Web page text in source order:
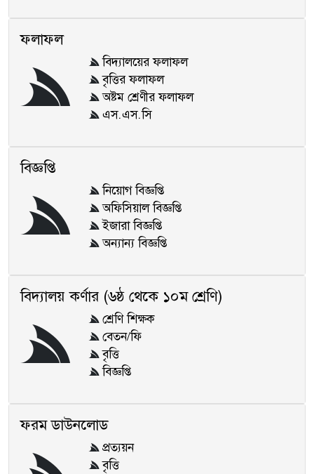
ফলাফল
বিদ্যালয়ের ফলাফল
বৃত্তির ফলাফল
অষ্টম শ্রেণীর ফলাফল
এস.এস.সি
বিজ্ঞপ্তি
নিয়োগ বিজ্ঞপ্তি
অফিসিয়াল বিজ্ঞপ্তি
ইজারা বিজ্ঞপ্তি
অন্যান্য বিজ্ঞপ্তি
বিদ্যালয় কর্ণার (৬ষ্ঠ থেকে ১০ম শ্রেণি)
শ্রেণি শিক্ষক
বেতন/ফি
বৃত্তি
বিজ্ঞপ্তি
ফরম ডাউনলোড
প্রত্যয়ন
বৃত্তি